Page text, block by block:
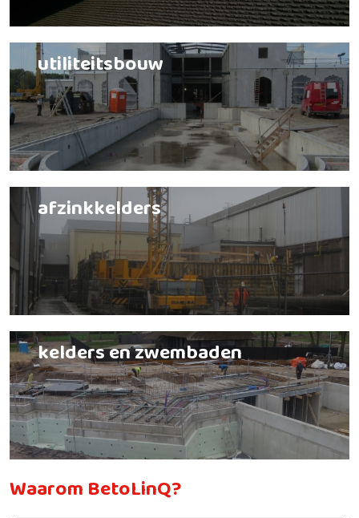
utiliteitsbouw
afzinkkelders
kelders en zwembaden
Waarom BetoLinQ?